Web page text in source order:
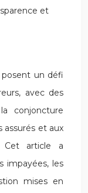
et
posent un défi
avec des
conjoncture
assurés et aux
Cet article a
impayées, les
mises en